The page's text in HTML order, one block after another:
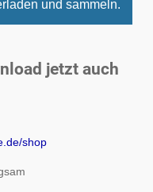
und sammeln.
jetzt auch
shop